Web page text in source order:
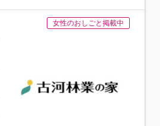
女性のおしごと掲載中